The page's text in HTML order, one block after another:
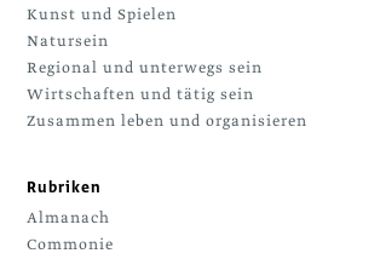
Kunst und Spielen
Natursein
Regional und unterwegs sein
Wirtschaften und tätig sein
Zusammen leben und organisieren
Rubriken
Almanach
Commonie